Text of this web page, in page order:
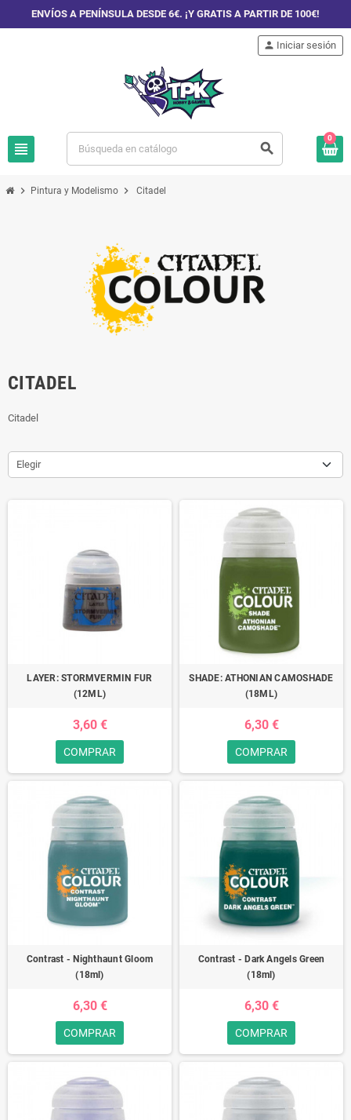
ENVÍOS A PENÍNSULA DESDE 6€. ¡Y GRATIS A PARTIR DE 100€!
view_headline search
person Iniciar sesión
0
chevron_right Pintura y Modelismo chevron_right Citadel
CITADEL
Citadel
Elegir
LAYER: STORMVERMIN FUR
(12ML)
3,60 €
COMPRAR
SHADE: ATHONIAN CAMOSHADE
(18ML)
6,30 €
COMPRAR
Contrast - Nighthaunt Gloom
(18ml)
6,30 €
COMPRAR
Contrast - Dark Angels Green
(18ml)
6,30 €
COMPRAR